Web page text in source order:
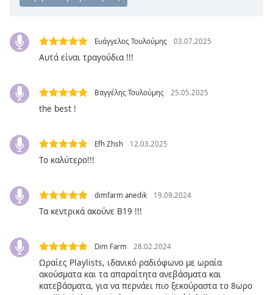
Background
Caption
Area
Color
Font
Text
Ευάγγελος Τουλούμης 03.07.2025
Αυτά είναι τραγούδια !!!
Βαγγέλης Τουλούμης 25.05.2025
the best !
Efh Zhsh 12.03.2025
Το καλύτερο!!!
dimfarm anedik 19.09.2024
Τα κεντρικά ακούνε Β19 !!!
Dim Farm 28.02.2024
Ωραίες Playlists, ιδανικό ραδιόφωνο με ωραία
ακούσματα και τα απαραίτητα ανεβάσματα και
κατεβάσματα, για να περνάει πιο ξεκούραστα το 8ωρο